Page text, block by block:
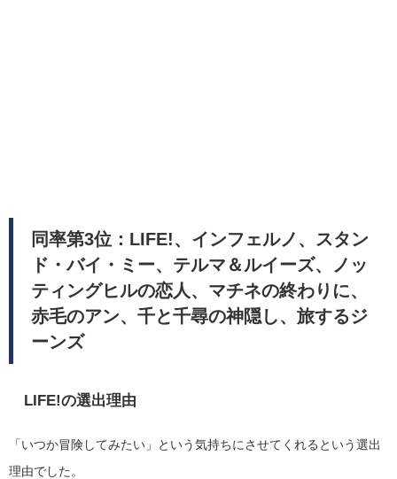
同率第3位：LIFE!、インフェルノ、スタン
ド・バイ・ミー、テルマ＆ルイーズ、ノッ
ティングヒルの恋人、マチネの終わりに、
赤毛のアン、千と千尋の神隠し、旅するジ
ーンズ
LIFE!の選出理由
「いつか冒険してみたい」という気持ちにさせてくれるという選出
理由でした。